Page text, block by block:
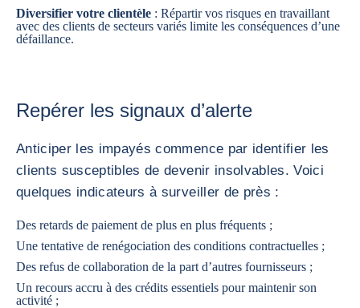
Diversifier votre clientèle : Répartir vos risques en travaillant
avec des clients de secteurs variés limite les conséquences d’une
défaillance.
Repérer les signaux d’alerte
Anticiper les impayés commence par identifier les
clients susceptibles de devenir insolvables. Voici
quelques indicateurs à surveiller de près :
Des retards de paiement de plus en plus fréquents ;
Une tentative de renégociation des conditions contractuelles ;
Des refus de collaboration de la part d’autres fournisseurs ;
Un recours accru à des crédits essentiels pour maintenir son
activité ;